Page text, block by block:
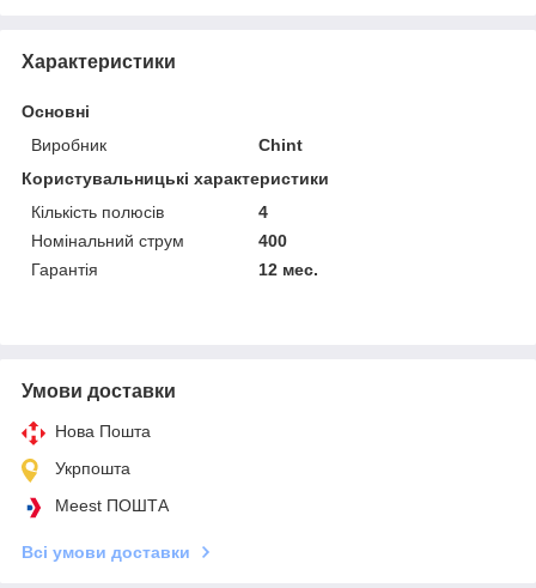
Характеристики
Основні
Виробник
Chint
Користувальницькі характеристики
Кількість полюсів
4
Номінальний струм
400
Гарантія
12 мес.
Умови доставки
Нова Пошта
Укрпошта
Meest ПОШТА
Всі умови доставки